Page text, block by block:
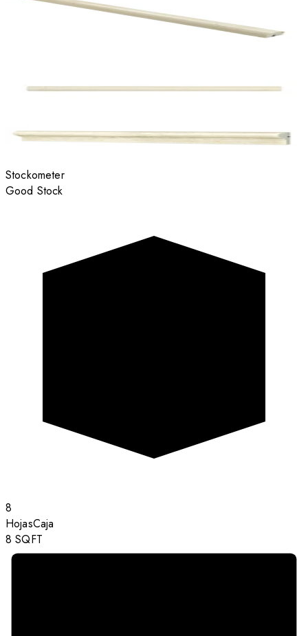
Stockometer
Good Stock
8
HojasCaja
8 SQFT